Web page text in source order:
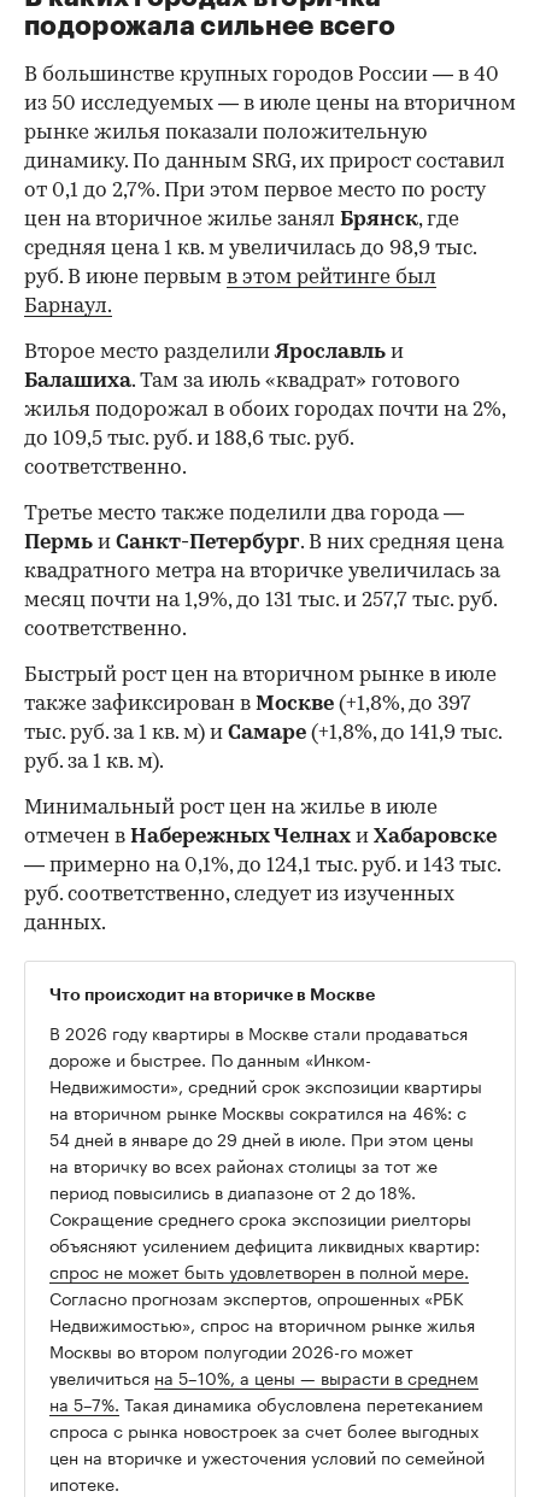
подорожала сильнее всего
В большинстве крупных городов России — в 40
из 50 исследуемых — в июле цены на вторичном
рынке жилья показали положительную
динамику. По данным SRG, их прирост составил
от 0,1 до 2,7%. При этом первое место по росту
цен на вторичное жилье занял Брянск, где
средняя цена 1 кв. м увеличилась до 98,9 тыс.
руб. В июне первым в этом рейтинге был
Барнаул.
Второе место разделилиЯрославль и
Балашиха. Там за июль «квадрат» готового
жилья подорожал в обоих городах почти на 2%,
до 109,5 тыс. руб. и 188,6 тыс. руб.
соответственно.
Третье место также поделили два города —
Пермь и Санкт-Петербург. В них средняя цена
квадратного метра на вторичке увеличилась за
месяц почти на 1,9%, до 131 тыс. и 257,7 тыс. руб.
соответственно.
Быстрый рост цен на вторичном рынке в июле
также зафиксирован в Москве (+1,8%, до 397
тыс. руб. за 1 кв. м) и Самаре (+1,8%, до 141,9 тыс.
руб. за 1 кв. м).
Минимальный рост цен на жилье в июле
отмечен в Набережных Челнах и Хабаровске
— примерно на 0,1%, до 124,1 тыс. руб. и 143 тыс.
руб. соответственно, следует из изученных
данных.
Что происходит на вторичке в Москве
В 2026 году квартиры в Москве стали продаваться
дороже и быстрее. По данным «Инком-
Недвижимости», средний срок экспозиции квартиры
на вторичном рынке Москвы сократился на 46%: с
54 дней в январе до 29 дней в июле. При этом цены
на вторичку во всех районах столицы за тот же
период повысились в диапазоне от 2 до 18%.
Сокращение среднего срока экспозиции риелторы
объясняют усилением дефицита ликвидных квартир:
спрос не может быть удовлетворен в полной мере.
Согласно прогнозам экспертов, опрошенных «РБК
Недвижимостью», спрос на вторичном рынке жилья
Москвы во втором полугодии 2026-го может
увеличиться на 5–10%, а цены — вырасти в среднем
на 5–7%. Такая динамика обусловлена перетеканием
спроса с рынка новостроек за счет более выгодных
цен на вторичке и ужесточения условий по семейной
ипотеке.